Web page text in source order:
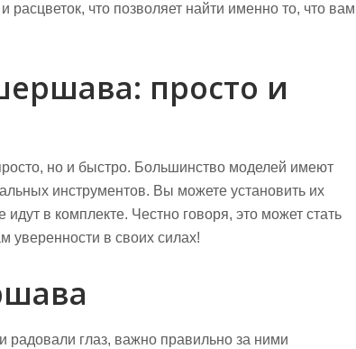
что позволяет найти именно то, что вам
просто и
но и быстро. Большинство моделей имеют
инструментов. Вы можете установить их
в комплекте. Честно говоря, это может стать
уверенности в своих силах!
глаз, важно правильно за ними